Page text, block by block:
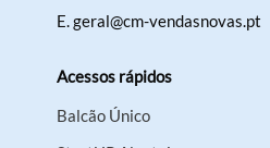
E.geral@cm-vendasnovas.pt
Acessos rápidos
Balcão Único